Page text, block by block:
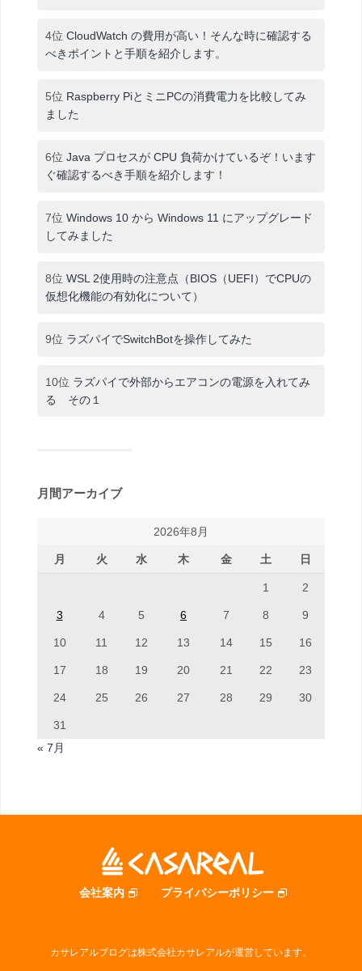
4位 CloudWatch の費用が高い！そんな時に確認する
べきポイントと手順を紹介します。
5位 Raspberry PiとミニPCの消費電力を比較してみ
ました
6位 Java プロセスが CPU 負荷かけているぞ！います
ぐ確認するべき手順を紹介します！
7位 Windows 10 から Windows 11 にアップグレード
してみました
8位 WSL 2使用時の注意点（BIOS（UEFI）でCPUの
仮想化機能の有効化について）
9位 ラズパイでSwitchBotを操作してみた
10位 ラズパイで外部からエアコンの電源を入れてみ
る その１
月間アーカイブ
2026年8月
月 火 水 木 金 土 日
1 2
3 4 5 6 7 8 9
10 11 12 13 14 15 16
17 18 19 20 21 22 23
24 25 26 27 28 29 30
31
« 7月
会社案内 プライバシーポリシー
カサレアルブログは株式会社カサレアルが運営しています。